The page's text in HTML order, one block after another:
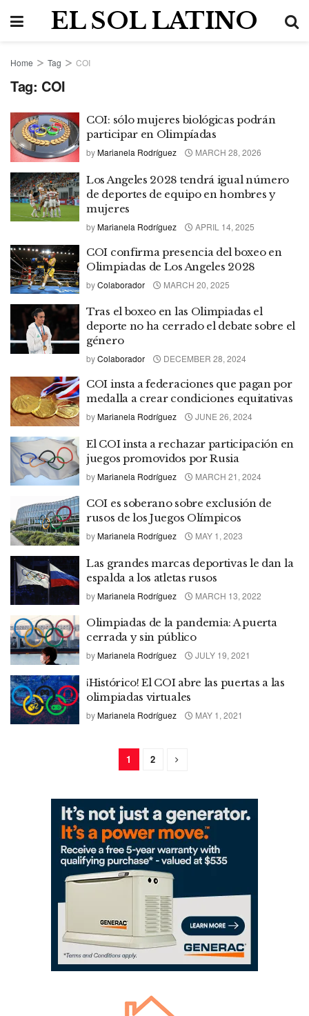
EL SOL LATINO
Home Tag COI
Tag: COI
COI: sólo mujeres biológicas podrán
participar en Olimpíadas
byMarianela Rodríguez MARCH 28, 2026
Los Angeles 2028 tendrá igual número
de deportes de equipo en hombres y
mujeres
byMarianela Rodríguez APRIL 14, 2025
COI confirma presencia del boxeo en
Olimpiadas de Los Angeles 2028
byColaborador MARCH 20, 2025
Tras el boxeo en las Olimpiadas el
deporte no ha cerrado el debate sobre el
género
byColaborador DECEMBER 28, 2024
COI insta a federaciones que pagan por
medalla a crear condiciones equitativas
byMarianela Rodríguez JUNE 26, 2024
El COI insta a rechazar participación en
juegos promovidos por Rusia
byMarianela Rodríguez MARCH 21, 2024
COI es soberano sobre exclusión de
rusos de los Juegos Olímpicos
byMarianela Rodríguez MAY 1, 2023
Las grandes marcas deportivas le dan la
espalda a los atletas rusos
byMarianela Rodríguez MARCH 13, 2022
Olimpiadas de la pandemia: A puerta
cerrada y sin público
byMarianela Rodríguez JULY 19, 2021
¡Histórico! El COI abre las puertas a las
olimpiadas virtuales
byMarianela Rodríguez MAY 1, 2021
1 2